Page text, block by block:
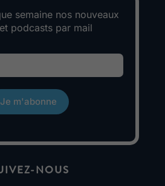
semaine nos nouveaux
podcasts par mail
Je m'abonne
NOUS